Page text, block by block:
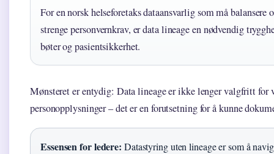
For en norsk helseforetaks dataansvarlig som må
strenge personvernkrav, er data lineage en nødvendig
bøter og pasientsikkerhet.
Mønsteret er entydig: Data lineage er ikke lenger valgfritt for
personopplysninger – det er en forutsetning for å kunne
Essensen for ledere: Datastyring uten lineage er som å